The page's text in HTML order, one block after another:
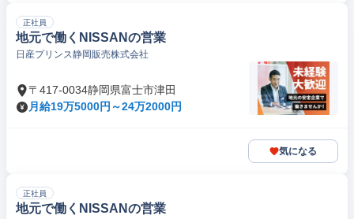
正社員
地元で働くNISSANの営業
日産プリンス静岡販売株式会社
〒417-0034静岡県富士市津田
月給19万5000円～24万2000円
気になる
正社員
地元で働くNISSANの営業